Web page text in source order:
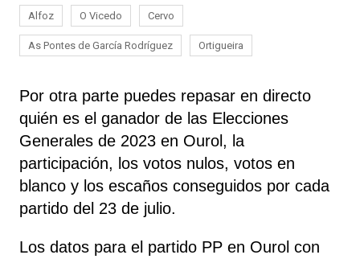
Alfoz O Vicedo Cervo
As Pontes de García Rodríguez Ortigueira
Por otra parte puedes repasar en directo
quién es el ganador de las Elecciones
Generales de 2023 en Ourol, la
participación, los votos nulos, votos en
blanco y los escaños conseguidos por cada
partido del 23 de julio.
Los datos para el partido PP en Ourol con